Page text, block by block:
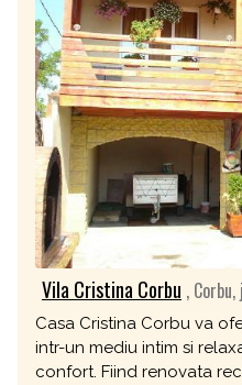
Vila Cristina Corbu ,
Casa Cristina Corbu va
intr-un mediu intim si
confort. Fiind renovata